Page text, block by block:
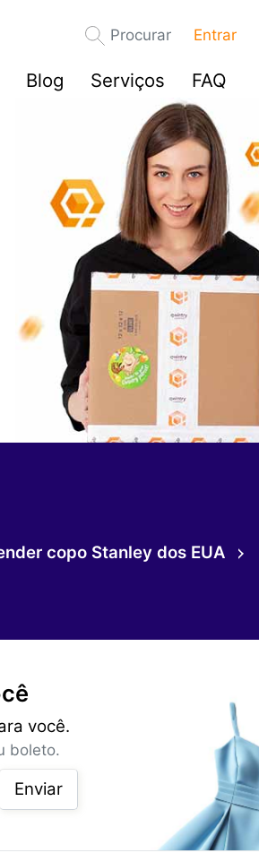
Procurar Entrar
Blog Serviços FAQ
exclusivas, presentes e
Plus!
você.
boleto.
Enviar